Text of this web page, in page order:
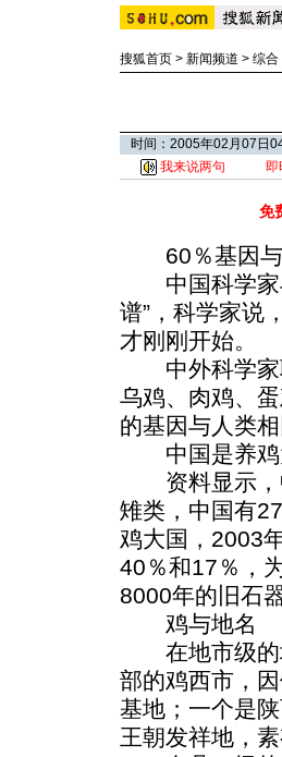
搜狐首页 > 新闻频道 > 综合
时间：2005年02月07
我来说两句
即
免
60％基因与
中国科学家
谱”，科学家说
才刚刚开始。
中外科学家
乌鸡、肉鸡、
的基因与人类
中国是养鸡
资料显示，
雉类，中国有
鸡大国，2003
40％和17％，
8000年的旧石
鸡与地名
在地市级的
部的鸡西市，
基地；一个是
王朝发祥地，